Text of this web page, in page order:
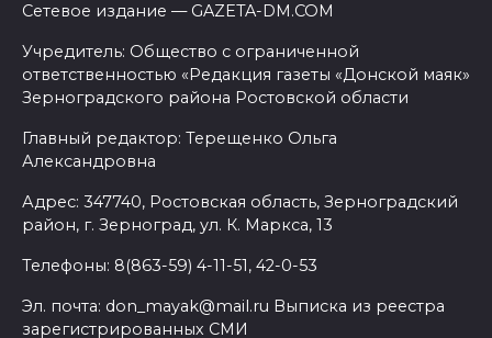
Сетевое издание — GAZETA-DM.COM
Учредитель: Общество с ограниченной
ответственностью «Редакция газеты «Донской маяк»
Зерноградского района Ростовской области
Главный редактор: Терещенко Ольга
Александровна
Адрес: 347740, Ростовская область, Зерноградский
район, г. Зерноград, ул. К. Маркса, 13
Телефоны: 8(863-59) 4-11-51, 42-0-53
Эл. почта: don_mayak@mail.ru Выписка из реестра
зарегистрированных СМИ